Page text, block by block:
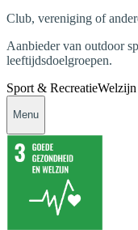
Club, vereniging of
Aanbieder van outdoor
leeftijdsdoelgroepen.
Sport & RecreatieWelzijn
Menu